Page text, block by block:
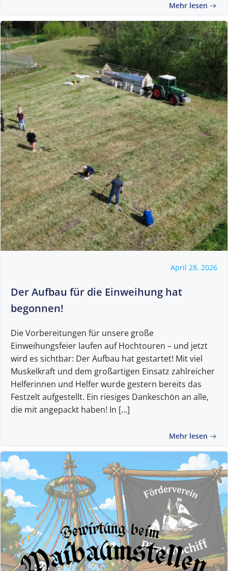
Mehr lesen
April 28, 2026
Der Aufbau für die Einweihung hat
begonnen!
Die Vorbereitungen für unsere große
Einweihungsfeier laufen auf Hochtouren – und jetzt
wird es sichtbar: Der Aufbau hat gestartet! Mit viel
Muskelkraft und dem großartigen Einsatz zahlreicher
Helferinnen und Helfer wurde gestern bereits das
Festzelt aufgestellt. Ein riesiges Dankeschön an alle,
die mit angepackt haben! In […]
Mehr lesen